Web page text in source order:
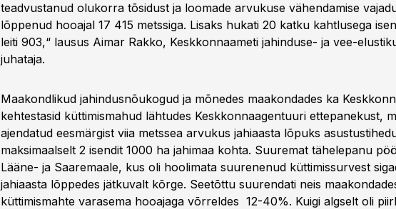
teadvustanud olukorra tõsidust ja loomade arvukuse vähendamise
lõppenud hooajal 17 415 metssiga. Lisaks hukati 20 katku kahtlusega
leiti 903,“ lausus Aimar Rakko, Keskkonnaameti jahinduse- ja vee-
juhataja.
Maakondlikud jahindusnõukogud ja mõnedes maakondades ka
kehtestasid küttimismahud lähtudes Keskkonnaagentuuri ettepanekust,
ajendatud eesmärgist viia metssea arvukus jahiaasta lõpuks
maksimaalselt 2 isendit 1000 ha jahimaa kohta. Suuremat tähelepanu
Lääne- ja Saaremaale, kus oli hoolimata suurenenud küttimissurvest
jahiaasta lõppedes jätkuvalt kõrge. Seetõttu suurendati neis
küttimismahte varasema hooajaga võrreldes 12-40%. Kuigi algselt oli